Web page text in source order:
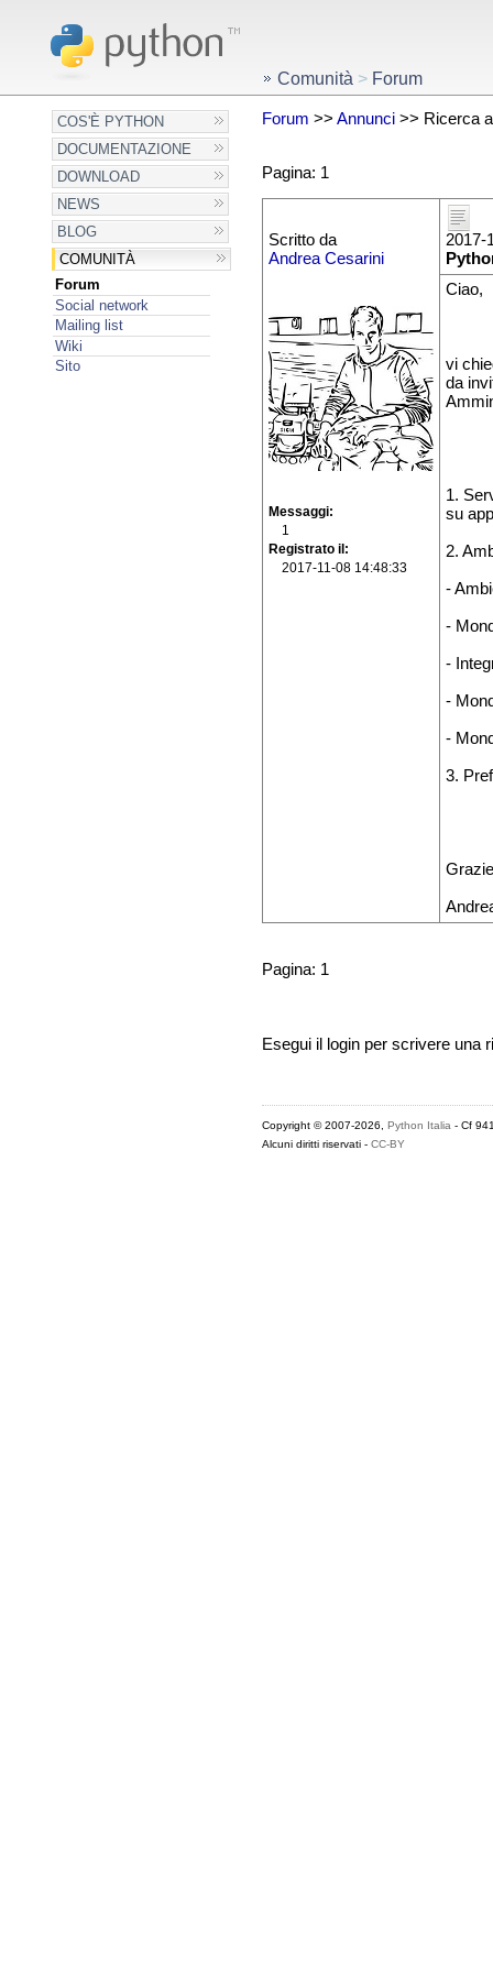
COS'È PYTHON
DOCUMENTAZIONE
DOWNLOAD
NEWS
BLOG
COMUNITÀ
Forum
Social network
Mailing list
Wiki
Sito
Comunità > Forum
Forum >> Annunci>> Ricerca
Pagina: 1
Scritto da
Andrea Cesarini
Messaggi
1
Registrato il
2017-11-08 14:48:33
2017-
Ciao,
vi
da
1.
su
2.
-
-
-
-
-
3.
Pagina: 1
Esegui il login per scrivere una
Copyright © 2007-2026, Python Italia- Cf
Alcuni diritti riservati - CC-BY